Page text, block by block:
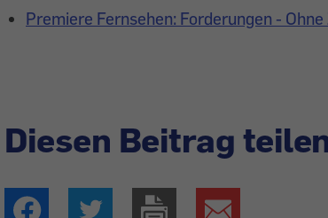
Premiere Fernsehen: Forderungen -
Diesen Beitrag